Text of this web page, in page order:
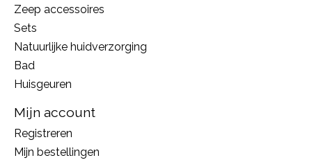
Zeep accessoires
Sets
Natuurlijke huidverzorging
Bad
Huisgeuren
Mijn account
Registreren
Mijn bestellingen